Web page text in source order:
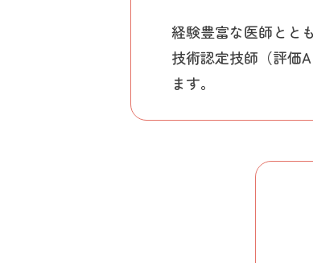
経験豊富な医師とと
技術認定技師（評価
ます。